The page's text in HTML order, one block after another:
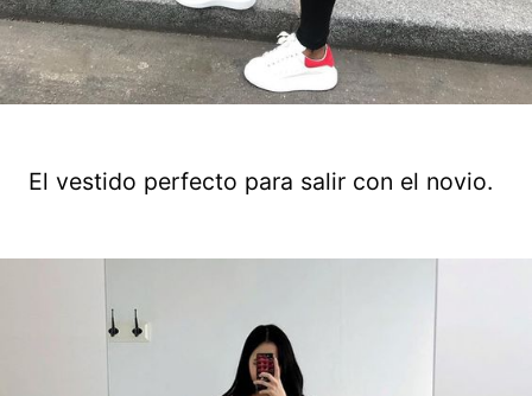
El vestido perfecto para salir con el novio.